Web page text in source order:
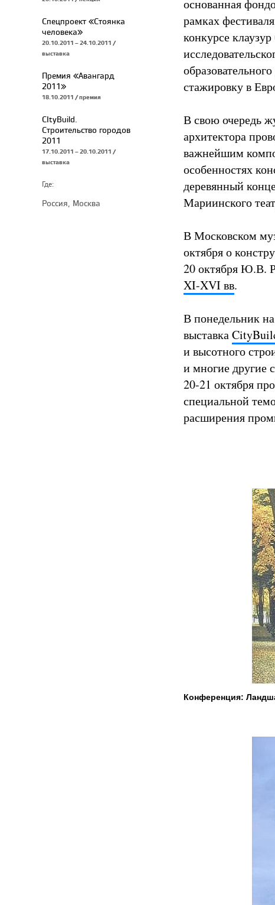
Спецпроект «Стоянка
человека»
20.10.2011 – 24.10.2011 /
выставка
Премия «Авангард
2011»
18.10.2011 / премия
CItyBuild.
Строительство городов
2011
17.10.2011 – 20.10.2011 /
выставка
Где:
Россия, Москва
основанная
рамках
конкурсе
стажировку в
В свою очередь
архитектора
важнейшим
особенностях
деревянный
Мариинского
В Московском
октября о
20 октября Ю.В.
XI-XVI вв.
В понедельник
выставка
и высотного
и многие другие
20-21 октября
специальной
расширения
Конференция: